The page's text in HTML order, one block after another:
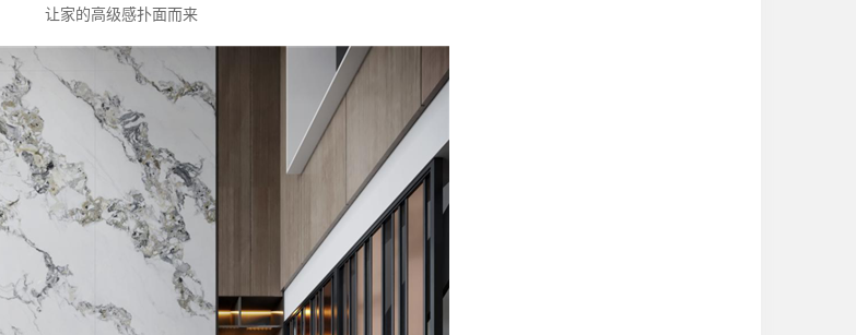
让家的高级感扑面而来